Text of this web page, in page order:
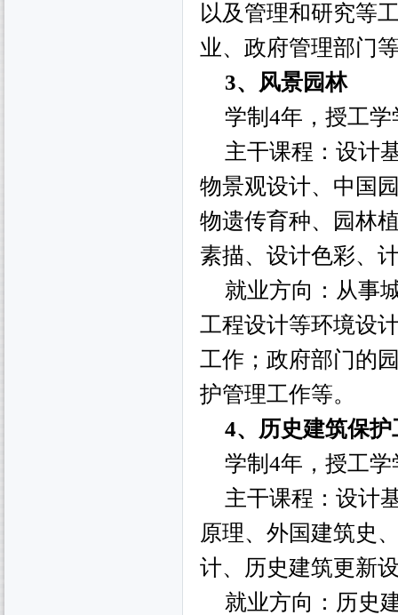
以及管理和研究等
业、政府管理部门
3、风景园林
学制 4年，授工学
主干课程：设计
物景观设计、中国
物遗传育种、园林
素描、设计色彩、
就业方向：从事
工程设计等环境设
工作；政府部门的
护管理工作等。
4、历史建筑保护
学制 4年，授工学
主干课程：设计
原理、外国建筑史
计、历史建筑更新
就业方向：历史